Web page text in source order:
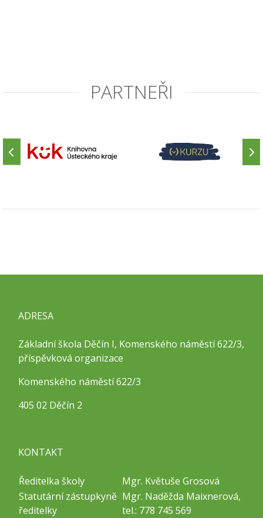
PARTNEŘI
ADRESA
Základní škola Děčín I, Komenského náměstí 622/3,
příspěvková organizace
Komenského náměstí 622/3
405 02 Děčín 2
KONTAKT
Ředitelka školy
Mgr. Květuše Grosová
Statutární zástupkyně
ředitelky
Mgr. Naděžda Maixnerová,
tel.: 778 745 569